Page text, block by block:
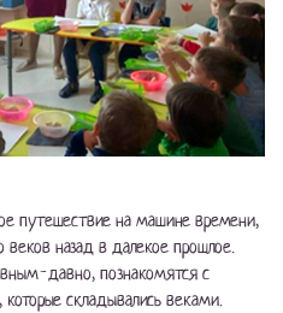
путешествие на машине времени,
веков назад в далекое прошлое.
давно, познакомятся с
складывались веками.